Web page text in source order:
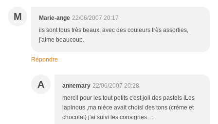
M Marie-ange 22/06/2007 20:17
ils sont tous très beaux, avec des couleurs très assorties,
j'aime beaucoup.
Répondre
A annemary 22/06/2007 20:28
merci! pour les tout petits c'est joli des pastels !Les
lapinous ,ma nièce avait choisi des tons (crème et
chocolat) j'ai suivi les consignes......